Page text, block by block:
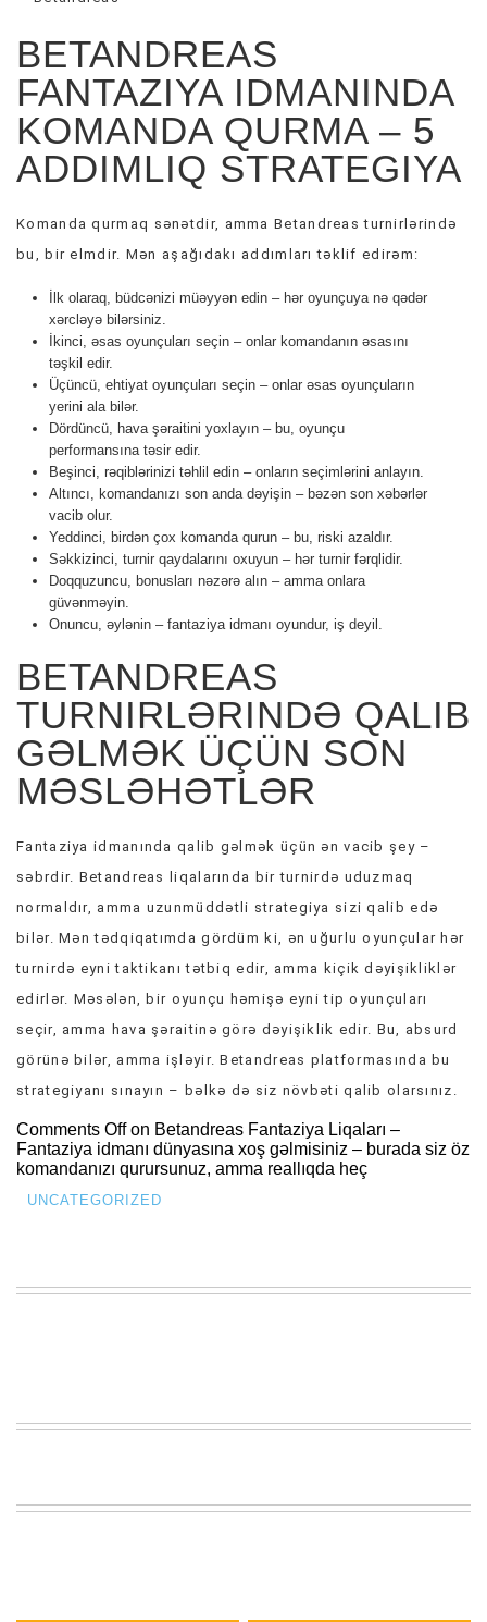
BETANDREAS
FANTAZIYA IDMANINDA
KOMANDA QURMA – 5
ADDIMLIQ STRATEGIYA
Komanda qurmaq sənətdir, amma Betandreas turnirlərində
bu, bir elmdir. Mən aşağıdakı addımları təklif edirəm:
İlk olaraq, büdcənizi müəyyən edin – hər oyunçuya nə qədər
xərcləyə bilərsiniz.
İkinci, əsas oyunçuları seçin – onlar komandanın əsasını
təşkil edir.
Üçüncü, ehtiyat oyunçuları seçin – onlar əsas oyunçuların
yerini ala bilər.
Dördüncü, hava şəraitini yoxlayın – bu, oyunçu
performansına təsir edir.
Beşinci, rəqiblərinizi təhlil edin – onların seçimlərini anlayın.
Altıncı, komandanızı son anda dəyişin – bəzən son xəbərlər
vacib olur.
Yeddinci, birdən çox komanda qurun – bu, riski azaldır.
Səkkizinci, turnir qaydalarını oxuyun – hər turnir fərqlidir.
Doqquzuncu, bonusları nəzərə alın – amma onlara
güvənməyin.
Onuncu, əylənin – fantaziya idmanı oyundur, iş deyil.
BETANDREAS
TURNIRLƏRINDƏ QALIB
GƏLMƏK ÜÇÜN SON
MƏSLƏHƏTLƏR
Fantaziya idmanında qalib gəlmək üçün ən vacib şey –
səbrdir. Betandreas liqalarında bir turnirdə uduzmaq
normaldır, amma uzunmüddətli strategiya sizi qalib edə
bilər. Mən tədqiqatımda gördüm ki, ən uğurlu oyunçular hər
turnirdə eyni taktikanı tətbiq edir, amma kiçik dəyişikliklər
edirlər. Məsələn, bir oyunçu həmişə eyni tip oyunçuları
seçir, amma hava şəraitinə görə dəyişiklik edir. Bu, absurd
görünə bilər, amma işləyir. Betandreas platformasında bu
strategiyanı sınayın – bəlkə də siz növbəti qalib olarsınız.
Comments Offon Betandreas Fantaziya Liqaları –
Fantaziya idmanı dünyasına xoş gəlmisiniz – burada siz öz
komandanızı qurursunuz, amma reallıqda heç
UNCATEGORIZED